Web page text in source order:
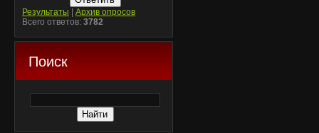
Результаты
Архив опросов
Всего ответов: 3782
Поиск